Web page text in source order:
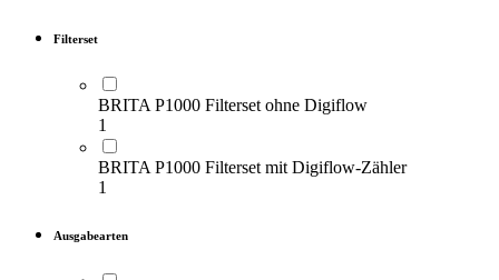
Filterset
BRITA P1000 Filterset ohne Digiflow
1
BRITA P1000 Filterset mit Digiflow-Zähler
1
Ausgabearten